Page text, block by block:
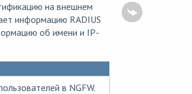
на внешнем
информацию RADIUS
об имени и IP-
в NGFW.